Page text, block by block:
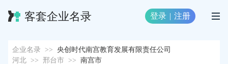
客套企业名录 登录 | 注册
企业名录 >> 央创时代南宫教育发展有限责任公司
河北 >> 邢台市 >> 南宫市